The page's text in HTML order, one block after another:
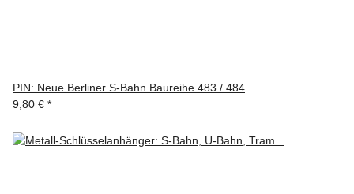
PIN: Neue Berliner S-Bahn Baureihe 483 / 484
9,80 € *